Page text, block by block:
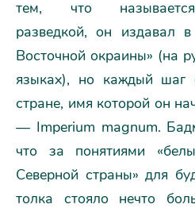
тем, что называется
разведкой, он издавал
Восточной окраины» (на
языках), но каждый шаг
стране, имя которой он
— Imperium magnum.
что за понятиями
Северной страны» для
толка стояло нечто